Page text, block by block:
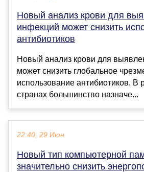
Новый анализ крови для
инфекций может снизить
антибиотиков
Новый анализ крови для
может снизить глобальное
использование антибиотиков. В
странах большинство назначе...
22:40, 29 Июн
Новый тип компьютерной
значительно снизить